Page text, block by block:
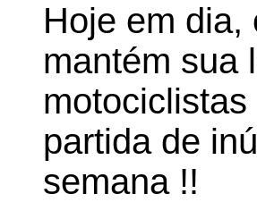
Hoje em dia,
mantém sua
partida de
semana !!